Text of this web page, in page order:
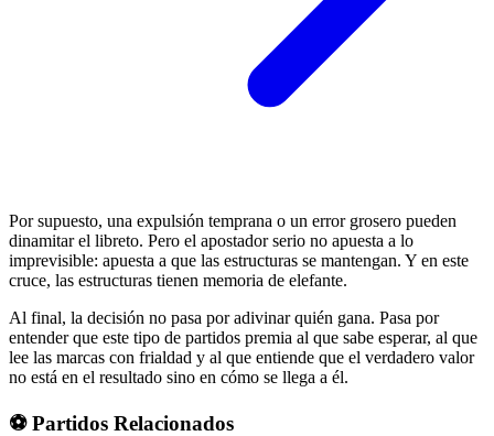
Por supuesto, una expulsión temprana o un error grosero pueden
dinamitar el libreto. Pero el apostador serio no apuesta a lo
imprevisible: apuesta a que las estructuras se mantengan. Y en este
cruce, las estructuras tienen memoria de elefante.
Al final, la decisión no pasa por adivinar quién gana. Pasa por
entender que este tipo de partidos premia al que sabe esperar, al que
lee las marcas con frialdad y al que entiende que el verdadero valor
no está en el resultado sino en cómo se llega a él.
⚽ Partidos Relacionados